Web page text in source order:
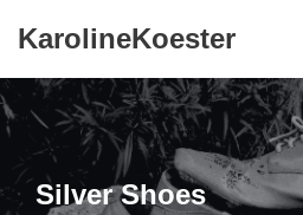
Inhalt
springen
KarolineKoester
Silver Shoes